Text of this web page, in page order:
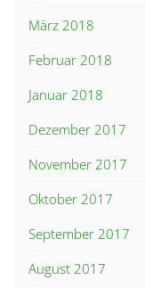
März 2018
Februar 2018
Januar 2018
Dezember 2017
November 2017
Oktober 2017
September 2017
August 2017